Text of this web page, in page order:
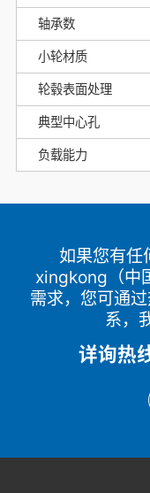
轴承数
小轮材质
轮毂表面处理
典型中心孔
负载能力
如果您有任
xingkong（中
需求，您可通
系，
详询热